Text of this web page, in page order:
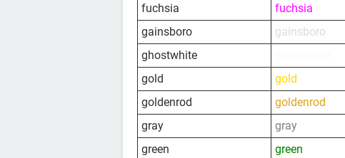
fuchsia
fuchsia
gainsboro
gainsboro
ghostwhite
gold
gold
goldenrod
goldenrod
gray
gray
green
green